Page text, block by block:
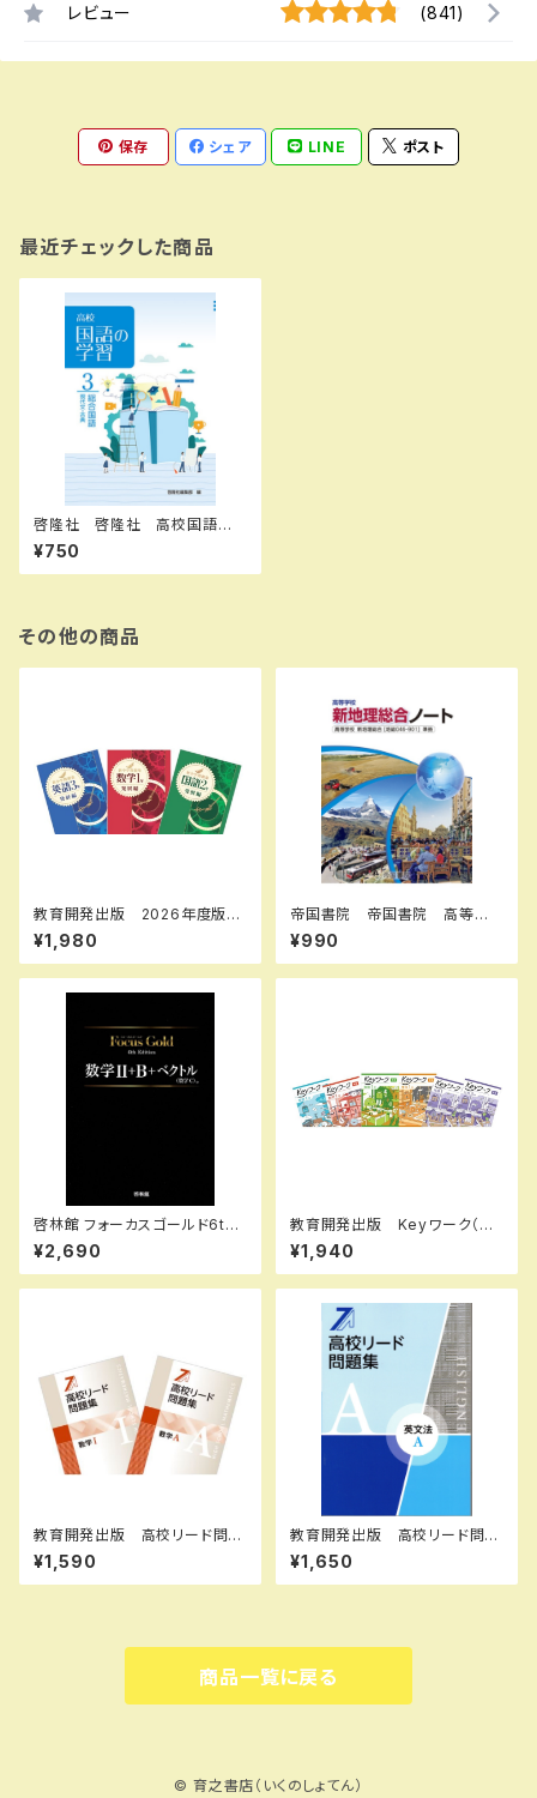
レビュー (841)
保存 シェア LINE ポスト
最近チェックした商品
啓隆社 啓隆社 高校国語の
学習 ３ 総合国語 2026年度
版 新品 問題集本体のみ
別冊解答なし 新品 問題集本
15SJR19 SKU：004020554
¥750
その他の商品
教育開発出版 2026年度版
新中学問題集 数学 中1～3
発展編 各学年（選択くださ
い） 新品完全セット
¥1,980
帝国書院 帝国書院 高等学
校 新地理総合ノート 2026
（令和8年度版）新品 問題集本
体と別冊解答あり 新品 問題
¥990
啓林館 フォーカスゴールド6th
Edition 数学Ⅱ+B+C（ベクト
ル） 新品 問題集本体と別冊
解答つき ISBN：978440226
¥2,690
教育開発出版 Keyワーク（キ
ーワーク） 英語 中1～３（ご
選択ください） 2026年度版
新品完全セット
¥1,940
教育開発出版 高校リード問題
集 数学 I , A 2026年度版
各科目（選択ください） 新品完
全セット
¥1,590
教育開発出版 高校リード問題
集 英文法 A ，英文法 B 202
6年度版 各科目（選択くださ
い） 新品完全セット ISBN
¥1,650
商品一覧に戻る
© 育之書店（いくのしょてん）